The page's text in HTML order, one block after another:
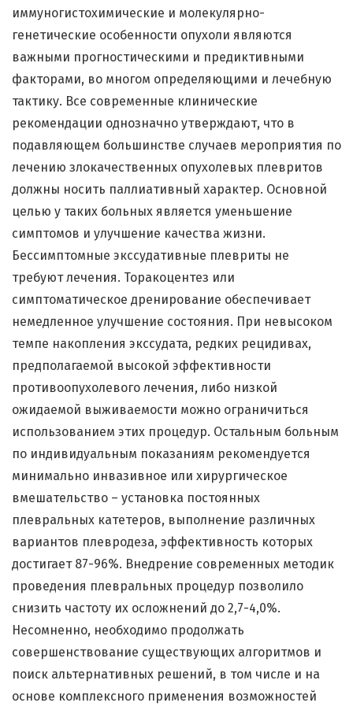
иммуногистохимические и молекулярно-
генетические особенности опухоли являются
важными прогностическими и предиктивными
факторами, во многом определяющими и лечебную
тактику. Все современные клинические
рекомендации однозначно утверждают, что в
подавляющем большинстве случаев мероприятия по
лечению злокачественных опухолевых плевритов
должны носить паллиативный характер. Основной
целью у таких больных является уменьшение
симптомов и улучшение качества жизни.
Бессимптомные экссудативные плевриты не
требуют лечения. Торакоцентез или
симптоматическое дренирование обеспечивает
немедленное улучшение состояния. При невысоком
темпе накопления экссудата, редких рецидивах,
предполагаемой высокой эффективности
противоопухолевого лечения, либо низкой
ожидаемой выживаемости можно ограничиться
использованием этих процедур. Остальным больным
по индивидуальным показаниям рекомендуется
минимально инвазивное или хирургическое
вмешательство – установка постоянных
плевральных катетеров, выполнение различных
вариантов плевродеза, эффективность которых
достигает 87-96%. Внедрение современных методик
проведения плевральных процедур позволило
снизить частоту их осложнений до 2,7-4,0%.
Несомненно, необходимо продолжать
совершенствование существующих алгоритмов и
поиск альтернативных решений, в том числе и на
основе комплексного применения возможностей